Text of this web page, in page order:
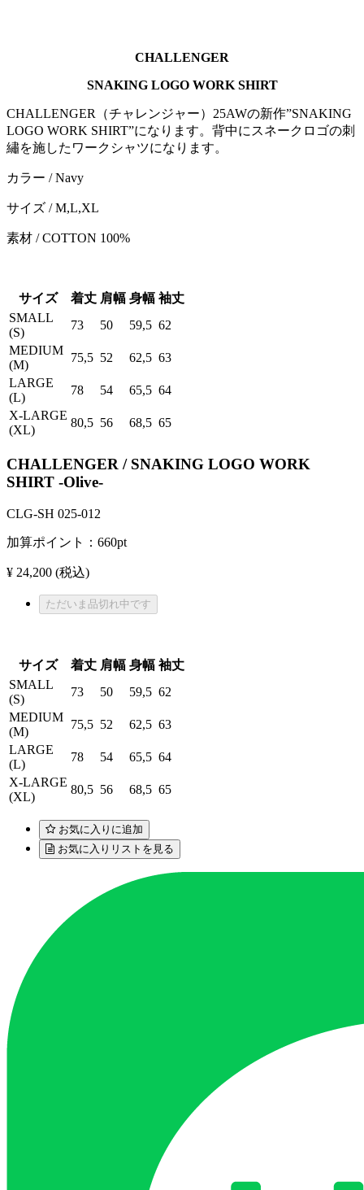
CHALLENGER
SNAKING LOGO WORK SHIRT
CHALLENGER（チャレンジャー）25AWの新作”SNAKING
LOGO WORK SHIRT”になります。背中にスネークロゴの刺
繡を施したワークシャツになります。
カラー / Navy
サイズ / M,L,XL
素材 / COTTON 100%
サイズ 着丈 肩幅 身幅 袖丈
SMALL
(S)
73 50 59,5 62
MEDIUM
(M)
75,5 52 62,5 63
LARGE
(L)
78 54 65,5 64
X-LARGE
(XL)
80,5 56 68,5 65
CHALLENGER / SNAKING LOGO WORK
SHIRT -Olive-
CLG-SH 025-012
加算ポイント： 660pt
¥ 24,200 (税込)
ただいま品切れ中です
サイズ 着丈 肩幅 身幅 袖丈
SMALL
(S)
73 50 59,5 62
MEDIUM
(M)
75,5 52 62,5 63
LARGE
(L)
78 54 65,5 64
X-LARGE
(XL)
80,5 56 68,5 65
お気に入りに追加
お気に入りリストを見る